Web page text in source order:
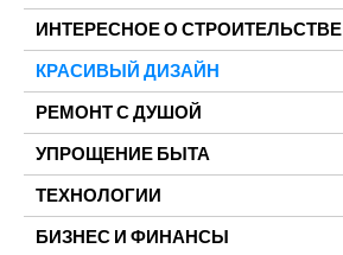
ИНТЕРЕСНОЕ О СТРОИТЕЛЬСТВЕ
КРАСИВЫЙ ДИЗАЙН
РЕМОНТ С ДУШОЙ
УПРОЩЕНИЕ БЫТА
ТЕХНОЛОГИИ
БИЗНЕС И ФИНАНСЫ